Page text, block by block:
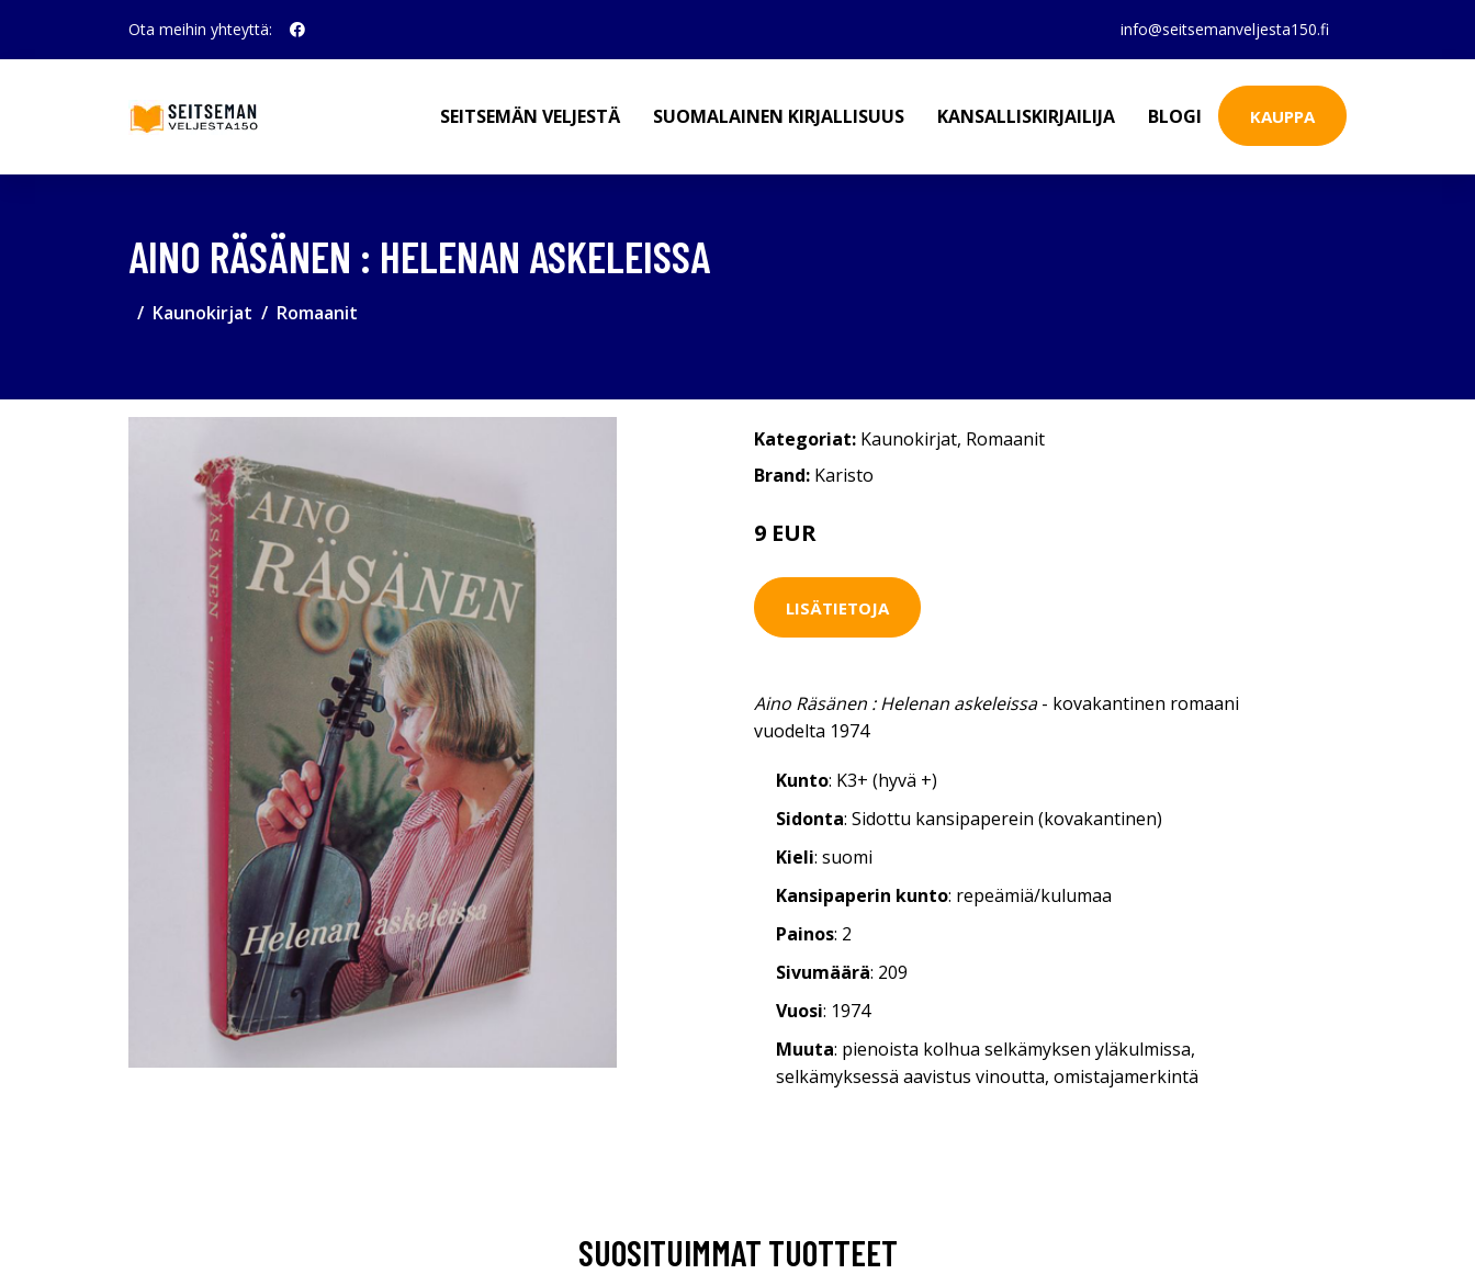
Ota meihin yhteyttä: info@seitsemanveljesta150.fi
SEITSEMÄN VELJESTÄ SUOMALAINEN KIRJALLISUUS KANSALLISKIRJAILIJA BLOGI KAUPPA
AINO RÄSÄNEN : HELENAN ASKELEISSA
Kaunokirjat Romaanit
Kategoriat: Kaunokirjat, Romaanit
Brand: Karisto
9 EUR
LISÄTIETOJA
Aino Räsänen : Helenan askeleissa- kovakantinen romaani
vuodelta 1974
Kunto: K3+ (hyvä +)
Sidonta: Sidottu kansipaperein (kovakantinen)
Kieli: suomi
Kansipaperin kunto: repeämiä/kulumaa
Painos: 2
Sivumäärä: 209
Vuosi: 1974
Muuta: pienoista kolhua selkämyksen yläkulmissa,
selkämyksessä aavistus vinoutta, omistajamerkintä
SUOSITUIMMAT TUOTTEET